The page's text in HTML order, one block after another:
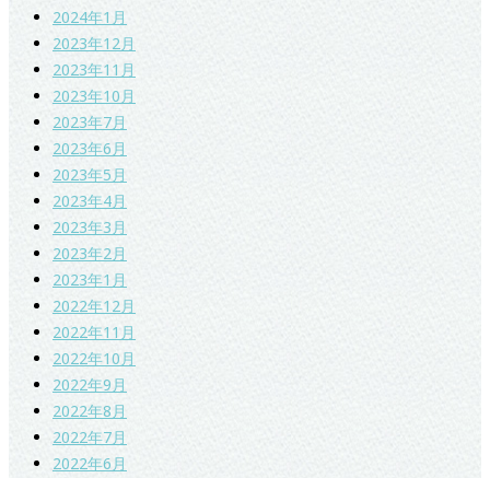
2024年1月
2023年12月
2023年11月
2023年10月
2023年7月
2023年6月
2023年5月
2023年4月
2023年3月
2023年2月
2023年1月
2022年12月
2022年11月
2022年10月
2022年9月
2022年8月
2022年7月
2022年6月